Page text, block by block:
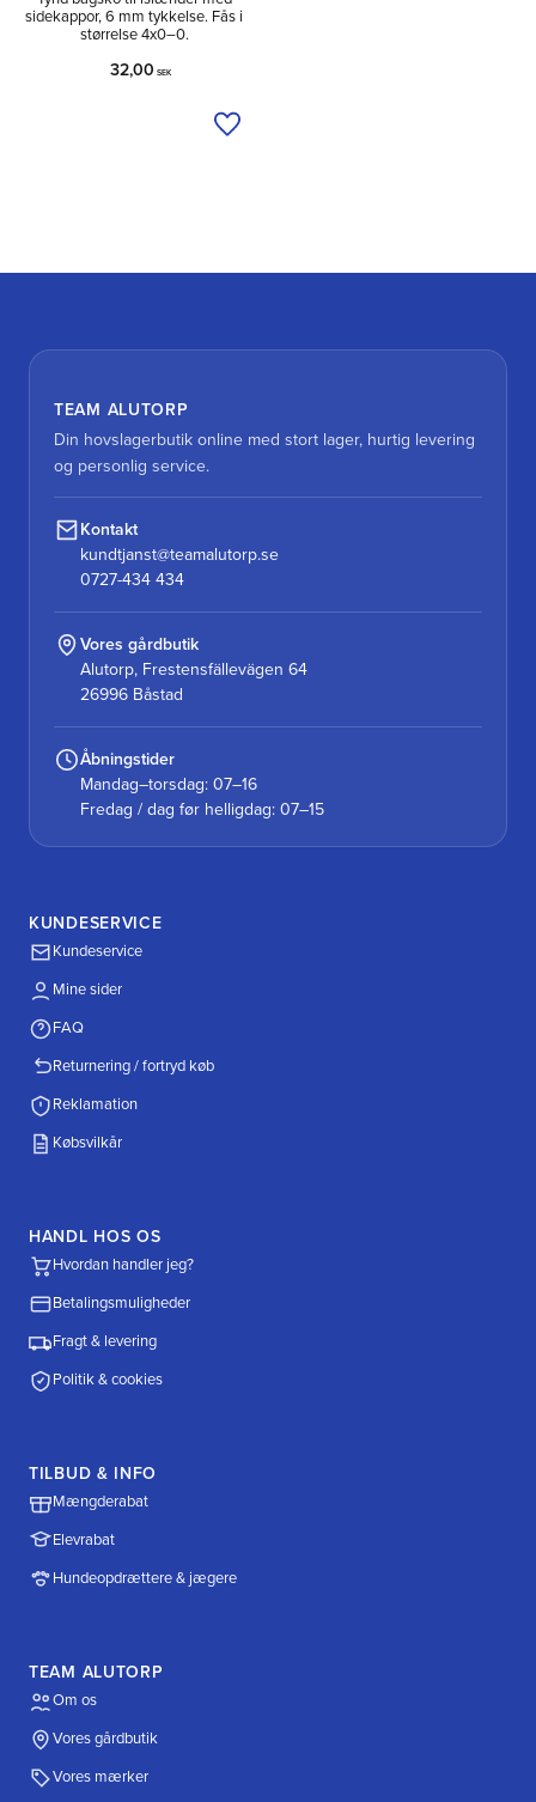
sidekappor, 6 mm tykkelse. Fås i
størrelse 4x0–0.
32,00 SEK
Tilføj til ønskeliste
TEAM ALUTORP
Din hovslagerbutik online med stort lager, hurtig levering
og personlig service.
Kontakt
kundtjanst@teamalutorp.se
0727-434 434
Vores gårdbutik
Alutorp, Frestensfällevägen 64
26996 Båstad
Åbningstider
Mandag–torsdag: 07–16
Fredag / dag før helligdag: 07–15
KUNDESERVICE
Kundeservice
Mine sider
FAQ
Returnering / fortryd køb
Reklamation
Købsvilkår
HANDL HOS OS
Hvordan handler jeg?
Betalingsmuligheder
Fragt & levering
Politik & cookies
TILBUD & INFO
Mængderabat
Elevrabat
Hundeopdrættere & jægere
TEAM ALUTORP
Om os
Vores gårdbutik
Vores mærker